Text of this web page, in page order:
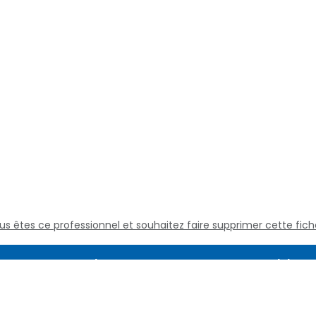
êtes ce professionnel et souhaitez faire supprimer cette
Assistance Juridique